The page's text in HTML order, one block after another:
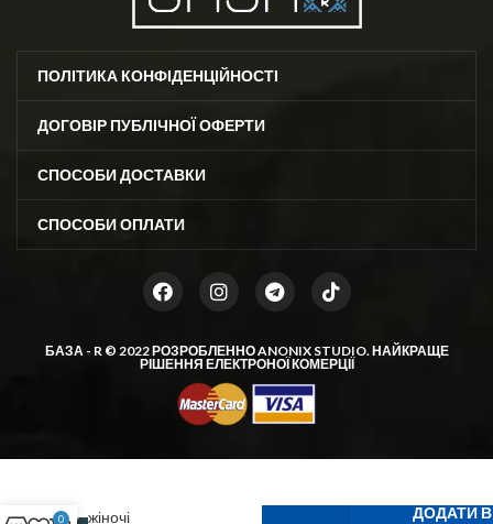
ПОЛІТИКА КОНФІДЕНЦІЙНОСТІ
ДОГОВІР ПУБЛІЧНОЇ ОФЕРТИ
СПОСОБИ ДОСТАВКИ
СПОСОБИ ОПЛАТИ
БАЗА - R © 2022 РОЗРОБЛЕННОANONIX STUDIO. НАЙКРАЩЕ
РІШЕННЯ ЕЛЕКТРОНОЇ КОМЕРЦІЇ
жіночі
ДОДАТИ
0